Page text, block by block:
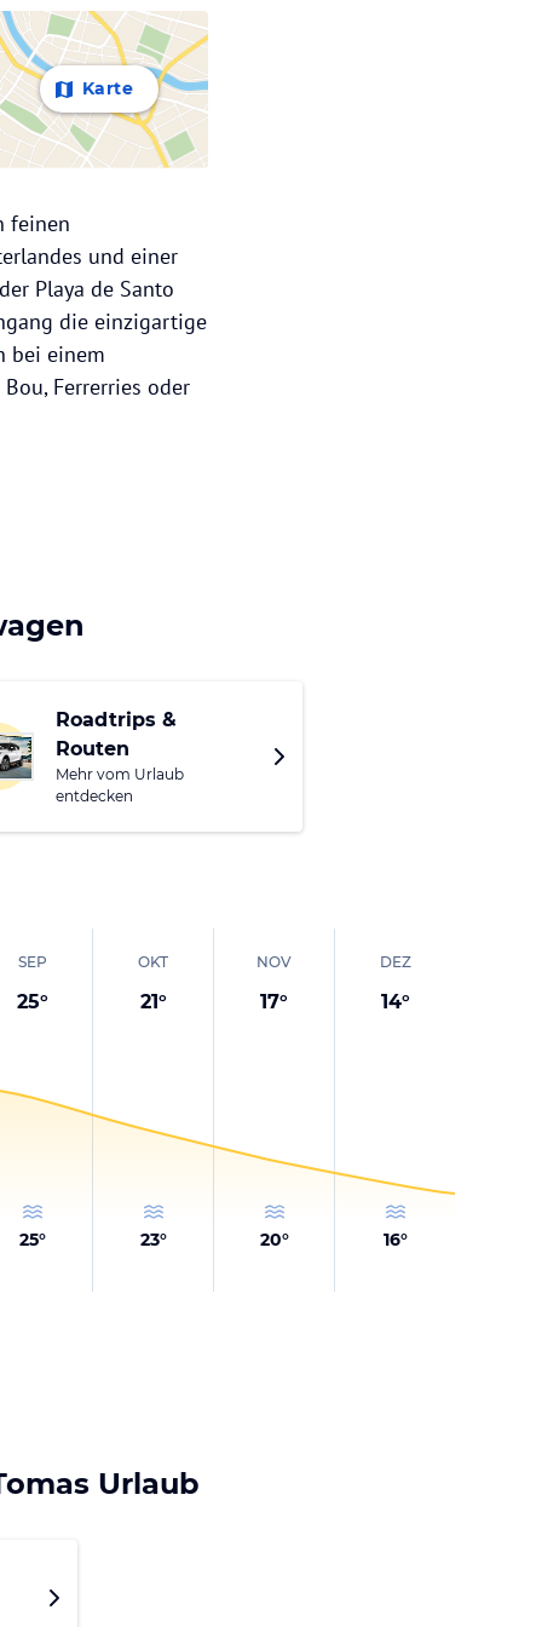
Karte
feinen
und einer
Playa de Santo
die einzigartige
bei einem
Ferrerries oder
Roadtrips &
Routen
Mehr vom Urlaub
entdecken
SEP
25°
25°
OKT
21°
23°
NOV
17°
20°
DEZ
14°
16°
Urlaub